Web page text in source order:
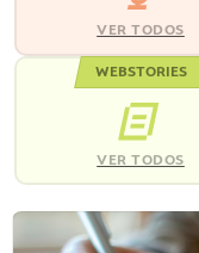
VER TODOS
WEBSTORIES
VER TODOS